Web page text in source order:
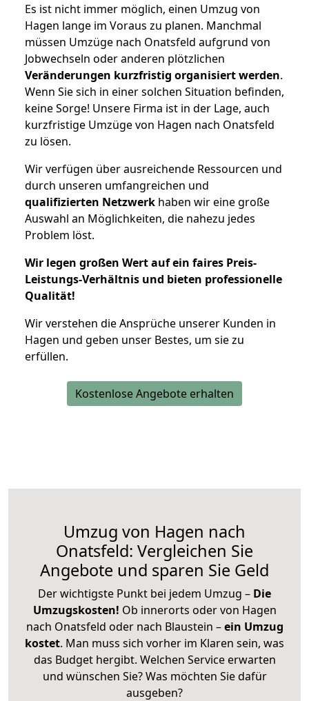
Es ist nicht immer möglich, einen Umzug von
Hagen lange im Voraus zu planen. Manchmal
müssen Umzüge nach Onatsfeld aufgrund von
Jobwechseln oder anderen plötzlichen
Veränderungen kurzfristig organisiert werden.
Wenn Sie sich in einer solchen Situation befinden,
keine Sorge! Unsere Firma ist in der Lage, auch
kurzfristige Umzüge von Hagen nach Onatsfeld
zu lösen.
Wir verfügen über ausreichende Ressourcen und
durch unseren umfangreichen und
qualifizierten Netzwerk haben wir eine große
Auswahl an Möglichkeiten, die nahezu jedes
Problem löst.
Wir legen großen Wert auf ein faires Preis-
Leistungs-Verhältnis und bieten professionelle
Qualität!
Wir verstehen die Ansprüche unserer Kunden in
Hagen und geben unser Bestes, um sie zu
erfüllen.
Kostenlose Angebote erhalten
Umzug von Hagen nach
Onatsfeld: Vergleichen Sie
Angebote und sparen Sie Geld
Der wichtigste Punkt bei jedem Umzug – Die
Umzugskosten! Ob innerorts oder von Hagen
nach Onatsfeld oder nach Blaustein –ein Umzug
kostet. Man muss sich vorher im Klaren sein, was
das Budget hergibt. Welchen Service erwarten
und wünschen Sie? Was möchten Sie dafür
ausgeben?